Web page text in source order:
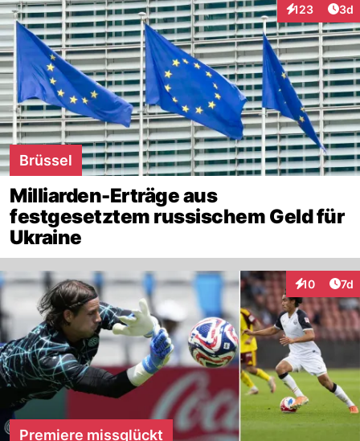
123
Interaktionen
3d
Brüssel
Milliarden-Erträge aus
festgesetztem russischem Geld für
Ukraine
10 7d
Premiere missglückt